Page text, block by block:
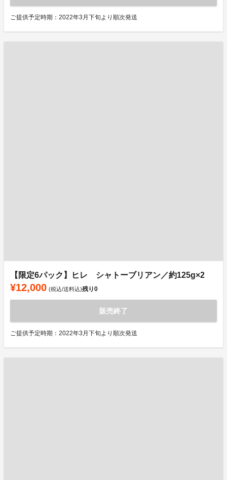
ご提供予定時期：2022年3月下旬より順次発送
【限定6パック】ヒレ シャトーブリアン／約125g×2
¥12,000 (税込/送料込)残り0
販売終了
ご提供予定時期：2022年3月下旬より順次発送